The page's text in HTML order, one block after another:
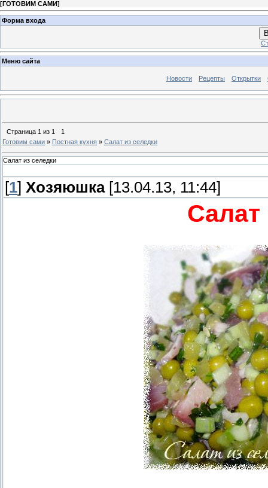
[ГОТОВИМ САМИ]
Форма входа
Меню сайта
Новости Рецепты Открытки
Страница 1 из 1
1
Готовим сами » Постная кухня » Салат из селедки
Салат из селедки
[1] Хозяюшка[13.04.13, 11:44]
Салат